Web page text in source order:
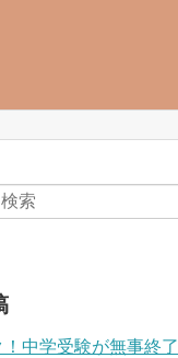
中学受験が無事終了